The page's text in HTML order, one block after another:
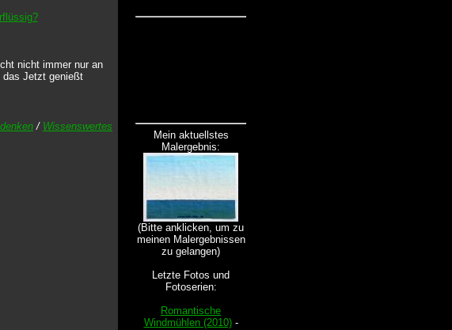
nicht immer nur an
das Jetzt genießt
/ Wissenswertes
Mein aktuellstes
Malergebnis:
(Bitte anklicken, um zu
meinen Malergebnissen
zu gelangen)
Letzte Fotos und
Fotoserien:
Romantische
Windmühlen (2010)-